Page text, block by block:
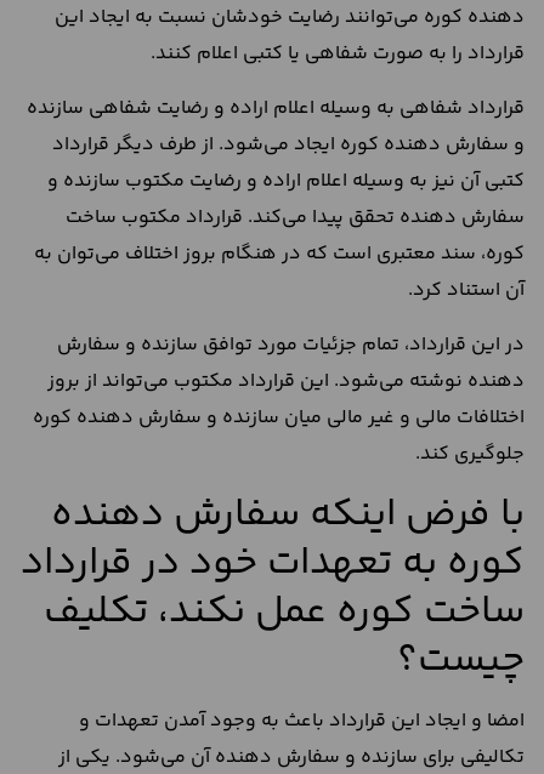
دهنده کوره می‌توانند رضایت خودشان نسبت به ایجاد این
قرارداد را به صورت شفاهی یا کتبی اعلام کنند.
قرارداد شفاهی به وسیله اعلام اراده و رضایت شفاهی سازنده
و سفارش دهنده کوره ایجاد می‌شود. از طرف دیگر قرارداد
کتبی آن نیز به وسیله اعلام اراده و رضایت مکتوب سازنده و
سفارش دهنده تحقق پیدا می‌کند. قرارداد مکتوب ساخت
کوره، سند معتبری است که در هنگام بروز اختلاف می‌توان به
آن استناد کرد.
در این قرارداد، تمام جزئیات مورد توافق سازنده و سفارش
دهنده نوشته می‌شود. این قرارداد مکتوب می‌تواند از بروز
اختلافات مالی و غیر مالی میان سازنده و سفارش دهنده کوره
جلوگیری کند.
با فرض اینکه سفارش دهنده
کوره به تعهدات خود در قرارداد
ساخت کوره عمل نکند، تکلیف
چیست؟
امضا و ایجاد این قرارداد باعث به وجود آمدن تعهدات و
تکالیفی برای سازنده و سفارش دهنده آن می‌شود. یکی از